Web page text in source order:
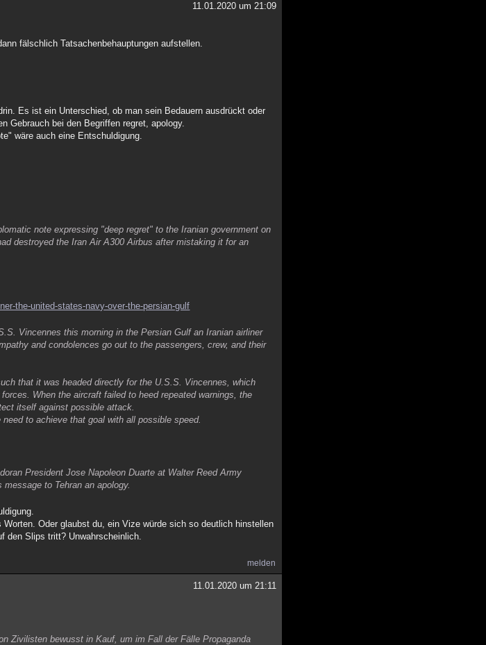
11.01.2020 um 21:09
fälschlich Tatsachenbehauptungen aufstellen.
Es ist ein Unterschied, ob man sein Bedauern ausdrückt oder
Gebrauch bei den Begriffen regret, apology.
wäre auch eine Entschuldigung.
note expressing "deep regret" to the Iranian government on
destroyed the Iran Air A300 Airbus after mistaking it for an
the-united-states-navy-over-the-persian-gulf
Vincennes this morning in the Persian Gulf an Iranian airliner
and condolences go out to the passengers, crew, and their
that it was headed directly for the U.S.S. Vincennes, which
When the aircraft failed to heed repeated warnings, the
itself against possible attack.
to achieve that goal with all possible speed.
President Jose Napoleon Duarte at Walter Reed Army
to Tehran an apology.
Oder glaubst du, ein Vize würde sich so deutlich hinstellen
den Slips tritt? Unwahrscheinlich.
melden
11.01.2020 um 21:11
Zivilisten bewusst in Kauf, um im Fall der Fälle Propaganda